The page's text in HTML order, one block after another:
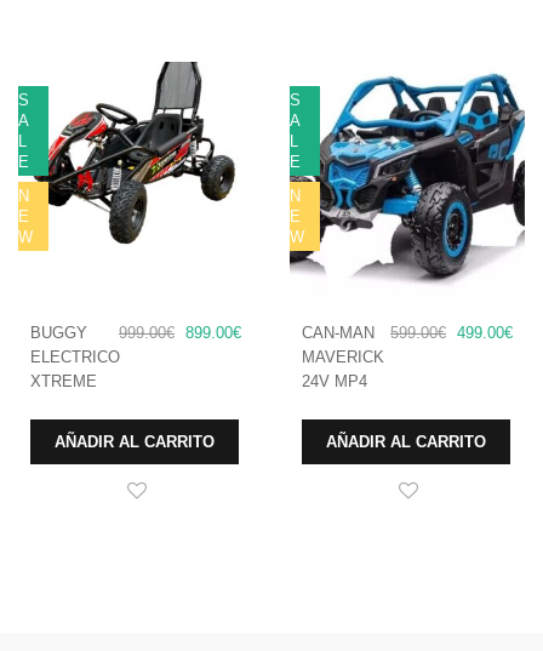
S
A
L
E
N
E
W
BUGGY
ELECTRICO
XTREME
999.00€ El
899.00€El
AÑADIR AL CARRITO
S
A
L
E
N
E
W
CAN-MAN
MAVERICK
24V MP4
599.00€ El
499.00€El
AÑADIR AL CARRITO